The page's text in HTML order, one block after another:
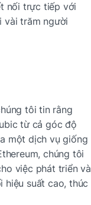
nối trực tiếp với
vài trăm người
tôi tin rằng
từ cả góc độ
một dịch vụ giống
chúng tôi
việc phát triển và
hiệu suất cao, thúc